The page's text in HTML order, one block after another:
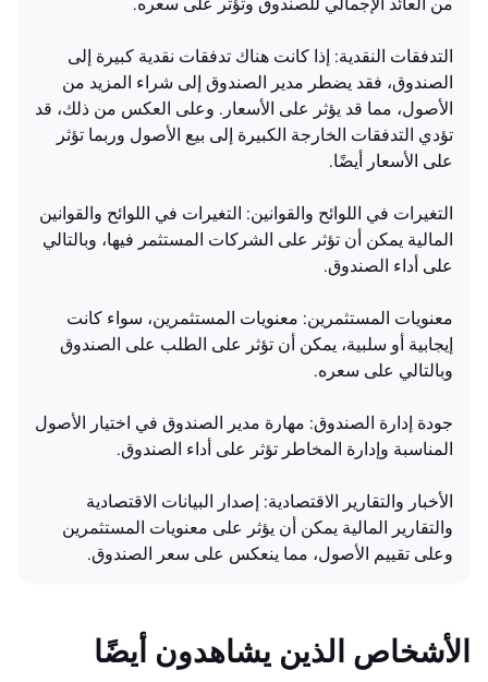
التدفقات النقدية: إذا كانت هناك تدفقات نقدية كبيرة إلى
الصندوق، فقد يضطر مدير الصندوق إلى شراء المزيد من
الأصول، مما قد يؤثر على الأسعار. وعلى العكس من ذلك، قد
تؤدي التدفقات الخارجة الكبيرة إلى بيع الأصول وربما تؤثر
على الأسعار أيضًا.
التغيرات في اللوائح والقوانين: التغيرات في اللوائح والقوانين
المالية يمكن أن تؤثر على الشركات المستثمر فيها، وبالتالي
على أداء الصندوق.
معنويات المستثمرين: معنويات المستثمرين، سواء كانت
إيجابية أو سلبية، يمكن أن تؤثر على الطلب على الصندوق
وبالتالي على سعره.
جودة إدارة الصندوق: مهارة مدير الصندوق في اختيار الأصول
المناسبة وإدارة المخاطر تؤثر على أداء الصندوق.
الأخبار والتقارير الاقتصادية: إصدار البيانات الاقتصادية
والتقارير المالية يمكن أن يؤثر على معنويات المستثمرين
وعلى تقييم الأصول، مما ينعكس على سعر الصندوق.
الأشخاص الذين يشاهدون أيضًا